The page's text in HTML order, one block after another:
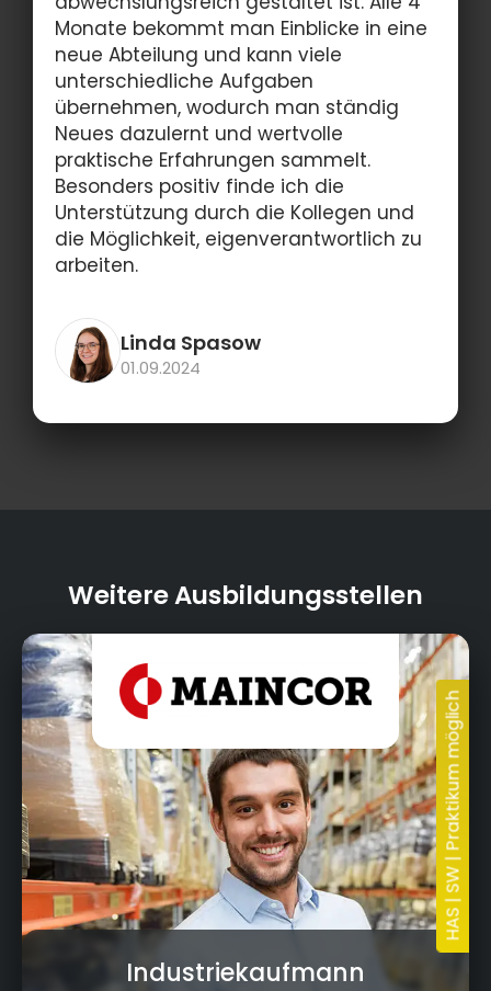
Monate bekommt man Einblicke in eine
neue Abteilung und kann viele
unterschiedliche Aufgaben
übernehmen, wodurch man ständig
Neues dazulernt und wertvolle
praktische Erfahrungen sammelt.
Besonders positiv finde ich die
Unterstützung durch die Kollegen und
die Möglichkeit, eigenverantwortlich zu
arbeiten.
Linda Spasow
01.09.2024
Weitere Ausbildungsstellen
11.05.2026
Industriekaufmann